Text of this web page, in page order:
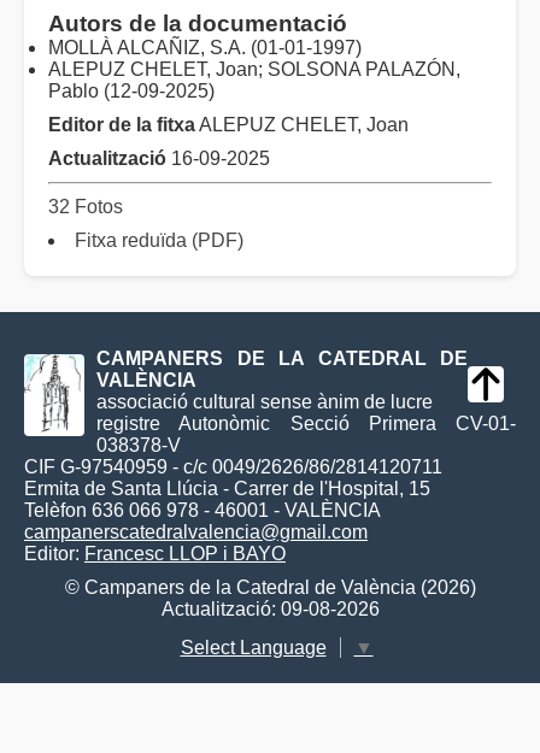
Autors de la documentació
MOLLÀ ALCAÑIZ, S.A. (01-01-1997)
ALEPUZ CHELET, Joan; SOLSONA PALAZÓN,
Pablo (12-09-2025)
Editor de la fitxaALEPUZ CHELET, Joan
Actualització 16-09-2025
32 Fotos
Fitxa reduïda (PDF)
CAMPANERS DE LA CATEDRAL DE
VALÈNCIA
associació cultural sense ànim de lucre
registre Autonòmic Secció Primera CV-01-
038378-V
CIF G-97540959 - c/c 0049/2626/86/2814120711
Ermita de Santa Llúcia - Carrer de l'Hospital, 15
Telèfon 636 066 978 - 46001 - VALÈNCIA
campanerscatedralvalencia@gmail.com
Editor: Francesc LLOP i BAYO
© Campaners de la Catedral de València (2026)
Actualització: 09-08-2026
Select Language
▼